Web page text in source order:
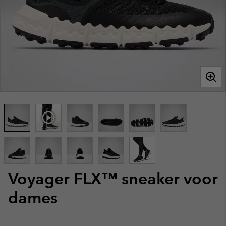
Voyager FLX™ sneaker voor
dames